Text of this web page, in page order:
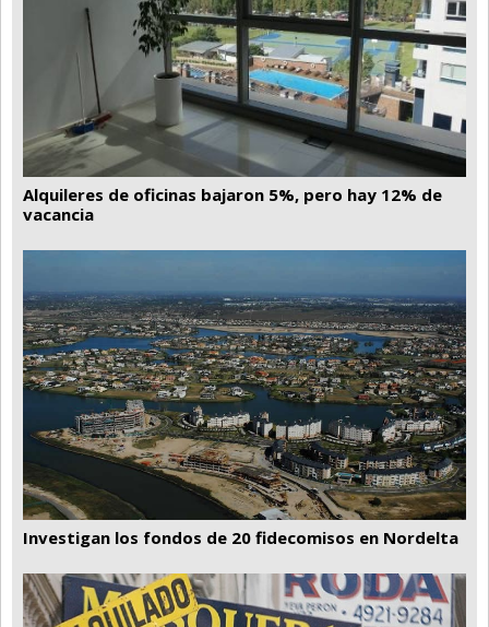
Show Business
Sociedad
Tecnología
Tendencias
Viajes
Alquileres de oficinas bajaron 5%, pero hay 12% de
vacancia
Investigan los fondos de 20 fidecomisos en Nordelta